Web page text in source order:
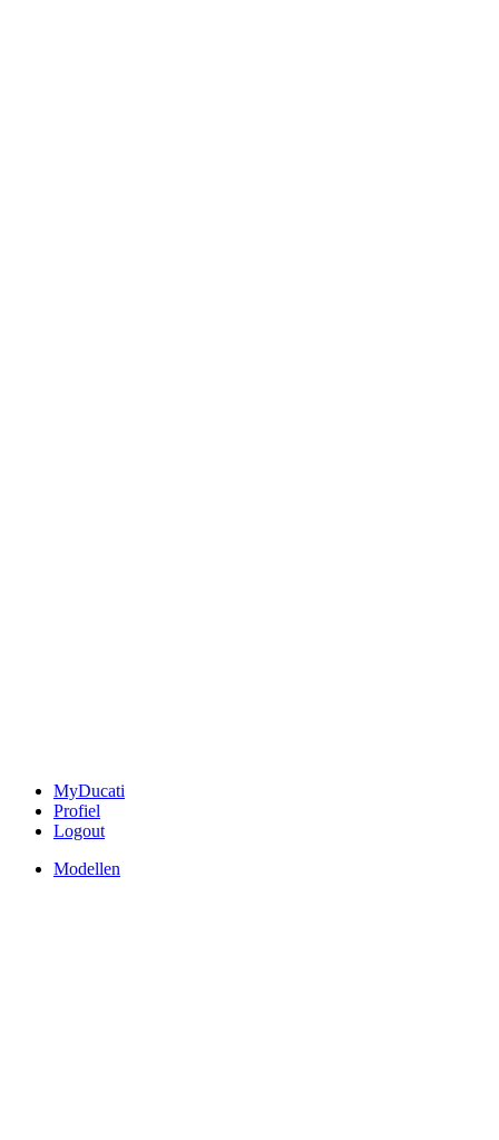
MyDucati
Profiel
Logout
Modellen